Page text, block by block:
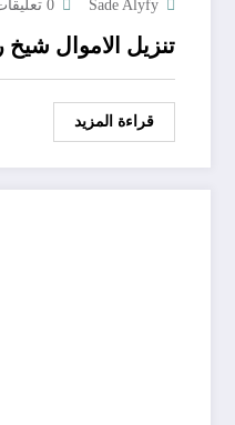
Sade Alyfy 0 تعليقات
تنزيل الاموال شيخ
قراءة المزيد